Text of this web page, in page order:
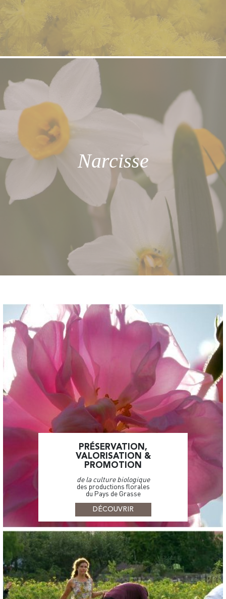
Narcisse
PRÉSERVATION,
VALORISATION &
PROMOTION
de la culture biologique
des productions florales
du Pays de Grasse
DÉCOUVRIR